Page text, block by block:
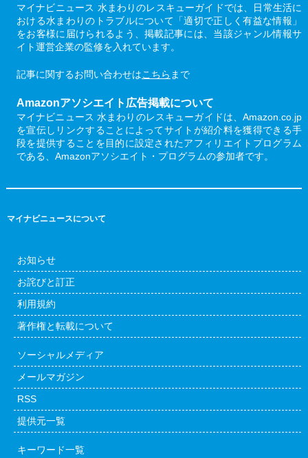
マイナビニュース 水まわりのレスキューガイドでは、日常生活に
おける水まわりのトラブルについて「適切で正しく有益な情報」
をお客様に届けられるよう、掲載記事には、当該ジャンル情報サ
イト運営企業の監修を入れています。
記事に関するお問い合わせはこちら まで
Amazonアソシエイト広告掲載について
マイナビニュース 水まわりのレスキューガイドは、Amazon.co.jp
を宣伝しリンクすることによってサイトが紹介料を獲得できる手
段を提供することを目的に設定されたアフィリエイトプログラム
である、Amazonアソシエイト・プログラムの参加者です。
マイナビニュースについて
お知らせ
お詫びと訂正
利用規約
著作権と転載について
ソーシャルメディア
メールマガジン
RSS
提供元一覧
キーワード一覧